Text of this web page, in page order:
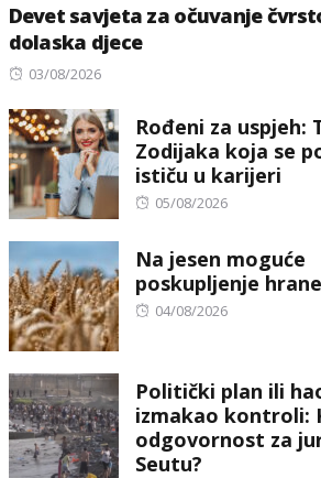
Devet savjeta za očuvanje
dolaska djece
Posted
03/08/2026
Rođeni za uspjeh:
Zodijaka koja se
ističu u karijeri
Posted
05/08/2026
Na jesen moguće
poskupljenje
Posted
04/08/2026
Politički plan ili
izmakao kontroli:
odgovornost za
Seutu?